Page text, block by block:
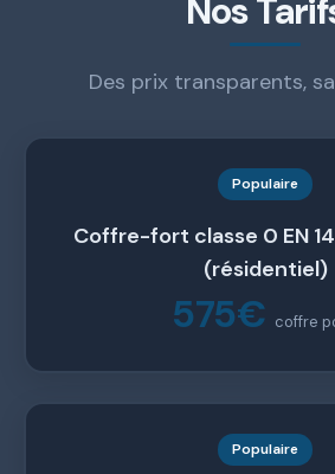
Nos
Des prix transparents,
Populaire
Coffre-fort classe 0 EN
(résidentiel)
575€ coffre
Populaire